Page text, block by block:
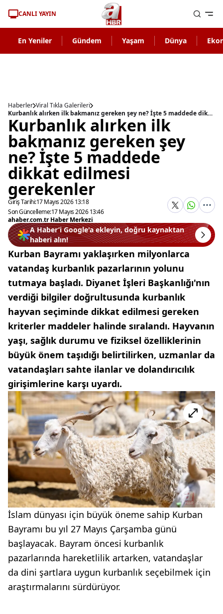
CANLI YAYIN
En Yeniler Gündem Yaşam Dünya
Haberler Viral Tıkla Galerileri
Kurbanlık alırken ilk bakmanız gereken şey ne? İşte 5 maddede dikkat edilmesi gerekenler
Kurbanlık alırken ilk
bakmanız gereken şey
ne? İşte 5 maddede
dikkat edilmesi
gerekenler
Giriş Tarihi:17 Mayıs 2026 13:18
Son Güncelleme:17 Mayıs 2026 13:46
ahaber.com.tr Haber Merkezi
A Haber’i Google'a ekleyin, doğru kaynaktan
haberi alın!
Kurban Bayramı yaklaşırken milyonlarca
vatandaş kurbanlık pazarlarının yolunu
tutmaya başladı. Diyanet İşleri Başkanlığı'nın
verdiği bilgiler doğrultusunda kurbanlık
hayvan seçiminde dikkat edilmesi gereken
kriterler maddeler halinde sıralandı. Hayvanın
yaşı, sağlık durumu ve fiziksel özelliklerinin
büyük önem taşıdığı belirtilirken, uzmanlar da
vatandaşları sahte ilanlar ve dolandırıcılık
girişimlerine karşı uyardı.
İslam dünyası için büyük öneme sahip Kurban
Bayramı bu yıl 27 Mayıs Çarşamba günü
başlayacak. Bayram öncesi kurbanlık
pazarlarında hareketlilik artarken, vatandaşlar
da dini şartlara uygun kurbanlık seçebilmek için
araştırmalarını sürdürüyor.